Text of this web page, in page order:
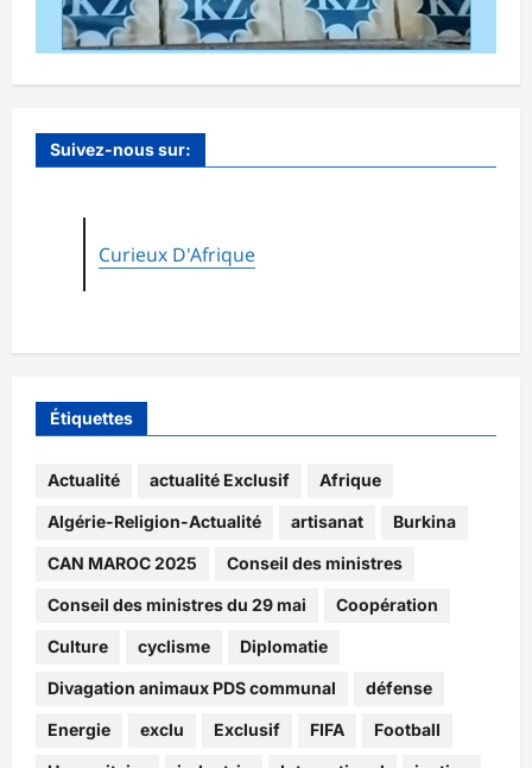
Suivez-nous sur:
Curieux D'Afrique
Étiquettes
Actualité actualité Exclusif Afrique
Algérie-Religion-Actualité artisanat Burkina
CAN MAROC 2025 Conseil des ministres
Conseil des ministres du 29 mai Coopération
Culture cyclisme Diplomatie
Divagation animaux PDS communal défense
Energie exclu Exclusif FIFA Football